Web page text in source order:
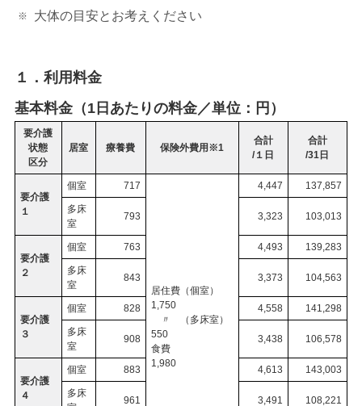
大体の目安とお考えください
１．利用料金
基本料金（1日あたりの料金／単位：円）
要介護
状態
区分
居室 療養費 保険外費用※1
合計
/１日
合計
/31日
要介護
１
個室 717
居住費（個室）
1,750
〃 （多床室）
550
食費
1,980
4,447 137,857
多床
室
793 3,323 103,013
要介護
２
個室 763 4,493 139,283
多床
室
843 3,373 104,563
要介護
３
個室 828 4,558 141,298
多床
室
908 3,438 106,578
要介護
４
個室 883 4,613 143,003
多床
961 3,491 108,221